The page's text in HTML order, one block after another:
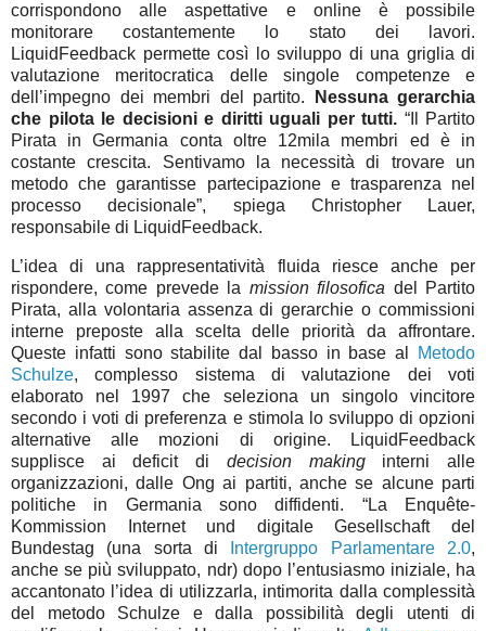
corrispondono alle aspettative e online è possibile
monitorare costantemente lo stato dei lavori.
LiquidFeedback permette così lo sviluppo di una griglia di
valutazione meritocratica delle singole competenze e
dell’impegno dei membri del partito.
Nessuna gerarchia
che pilota le decisioni e diritti uguali per tutti. “Il Partito
Pirata in Germania conta oltre 12mila membri ed è in
costante crescita. Sentivamo la necessità di trovare un
metodo che garantisse partecipazione e trasparenza nel
processo decisionale”, spiega Christopher Lauer,
responsabile di LiquidFeedback.
L’idea di una rappresentatività fluida riesce anche per
rispondere, come prevede la mission filosofica del Partito
Pirata, alla volontaria assenza di gerarchie o commissioni
interne preposte alla scelta delle priorità da affrontare.
Queste infatti sono stabilite dal basso in base al
Metodo
Schulze, complesso sistema di valutazione dei voti
elaborato nel 1997 che seleziona un singolo vincitore
secondo i voti di preferenza e stimola lo sviluppo di opzioni
alternative alle mozioni di origine. LiquidFeedback
supplisce ai deficit di decision makinginterni alle
organizzazioni, dalle Ong ai partiti, anche se alcune parti
politiche in Germania sono diffidenti. “La Enquête-
Kommission Internet und digitale Gesellschaft del
Bundestag (una sorta di
Intergruppo Parlamentare 2.0,
anche se più sviluppato, ndr) dopo l’entusiasmo iniziale, ha
accantonato l’idea di utilizzarla, intimorita dalla complessità
del metodo Schulze e dalla possibilità degli utenti di